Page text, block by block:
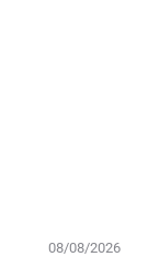
08/08/2026